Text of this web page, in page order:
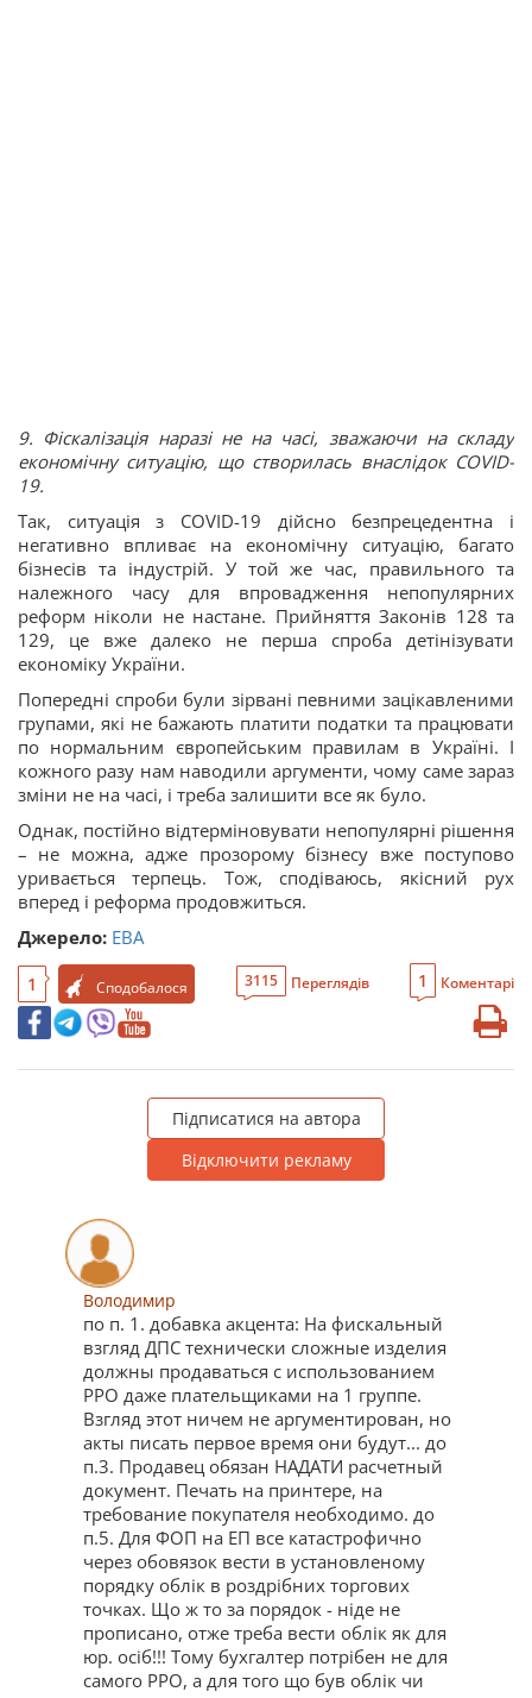
9. Фіскалізація наразі не на часі, зважаючи на складу
економічну ситуацію, що створилась внаслідок COVID-
19.
Так, ситуація з COVID-19 дійсно безпрецедентна і
негативно впливає на економічну ситуацію, багато
бізнесів та індустрій. У той же час, правильного та
належного часу для впровадження непопулярних
реформ ніколи не настане. Прийняття Законів 128 та
129, це вже далеко не перша спроба детінізувати
економіку України.
Попередні спроби були зірвані певними зацікавленими
групами, які не бажають платити податки та працювати
по нормальним європейським правилам в Україні. І
кожного разу нам наводили аргументи, чому саме зараз
зміни не на часі, і треба залишити все як було.
Однак, постійно відтерміновувати непопулярні рішення
– не можна, адже прозорому бізнесу вже поступово
уривається терпець. Тож, сподіваюсь, якісний рух
вперед і реформа продовжиться.
Джерело: EBA
1 Сподобалося 3115 Переглядів 1 Коментарі
Підписатися на автора
Відключити рекламу
Володимир
по п. 1. добавка акцента: На фискальный
взгляд ДПС технически сложные изделия
должны продаваться с использованием
РРО даже плательщиками на 1 группе.
Взгляд этот ничем не аргументирован, но
акты писать первое время они будут... до
п.3. Продавец обязан НАДАТИ расчетный
документ. Печать на принтере, на
требование покупателя необходимо. до
п.5. Для ФОП на ЕП все катастрофично
через обовязок вести в установленому
порядку облік в роздрібних торгових
точках. Що ж то за порядок - ніде не
прописано, отже треба вести облік як для
юр. осіб!!! Тому бухгалтер потрібен не для
самого РРО, а для того що був облік чи